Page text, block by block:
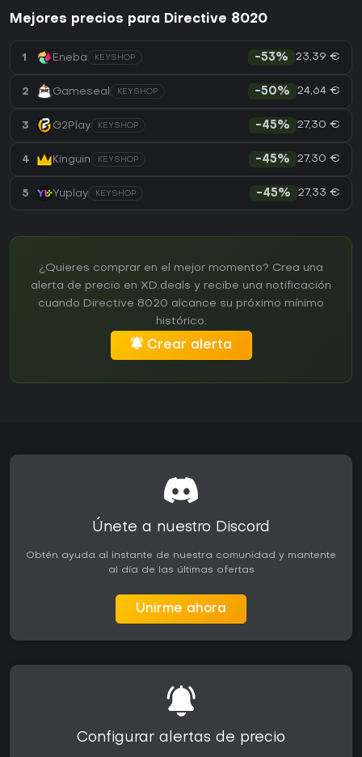
Mejores precios para Directive 8020
1 Eneba KEYSHOP -53% 23,39 €
2 Gameseal KEYSHOP -50% 24,64 €
3 G2Play KEYSHOP -45% 27,30 €
4 Kinguin KEYSHOP -45% 27,30 €
5 Yuplay KEYSHOP -45% 27,33 €
¿Quieres comprar en el mejor momento? Crea una
alerta de precio en XD.deals y recibe una notificación
cuando Directive 8020 alcance su próximo mínimo
histórico.
Crear alerta
Únete a nuestro Discord
Obtén ayuda al instante de nuestra comunidad y mantente
al día de las últimas ofertas
Unirme ahora
Configurar alertas de precio